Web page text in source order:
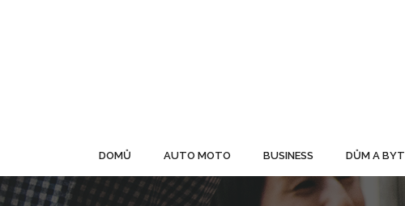
DOMŮ AUTO MOTO BUSINESS DŮM A BYT